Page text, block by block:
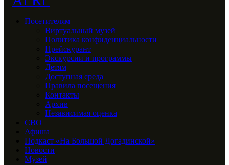
Посетителям
Виртуальный музей
Политика конфиденциальности
Прейскурант
Экскурсии и программы
Детям
Доступная среда
Правила посещения
Контакты
Архив
Независимая оценка
СВО
Афиша
Подкаст «На Большой Догадинской»
Новости
Музей